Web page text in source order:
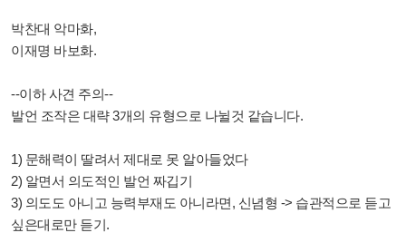
박찬대 악마화,
이재명 바보화.
--이하 사견 주의--
발언 조작은 대략 3개의 유형으로 나뉠것 같습니다.
1) 문해력이 딸려서 제대로 못 알아들었다
2) 알면서 의도적인 발언 짜깁기
3) 의도도 아니고 능력부재도 아니라면, 신념형 -> 습관적으로 듣고
싶은대로만 듣기.